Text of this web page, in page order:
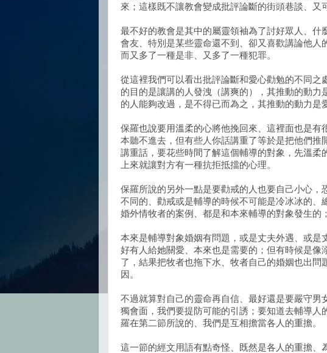
來；這樣既不讓教會變成批評論斷的街頭巷談、又
最不好的教會是其中的屬靈領袖為了討好眾人、
會友、特別是某些靈命還不到、卻又喜歡講論他人
而又多了一種是非、又多了一種犯罪。
從這裡我們可以看出批評論斷和愛心勸勉的不同
的目的是讓講的人發洩（講爽的），其推動的動
的人能夠改過，是不得已而為之，其推動的動力是
保羅也說要用溫柔的心將他挽回來、這裡面也是
本聽不進去，但有些人你話講重了等於是把他們
講重話，要花些時間了解這個輔導的對象，先溫
上來就讓對方有一種抗拒抵擋的心理。
保羅所說的另外一點是要勸戒的人也要自己小心
不同的、勸戒或是輔導的時候不可能是冷冰冰的
婚外情牧者的案例、都是和本來輔導的對象發生的；
本來是輔導對象婚姻有問題，或是丈夫外遇、或
好有人給她關愛、本來也是需要的；但有時候是
了，結果把牧者也拖下水、牧者自己的婚姻也出
因。
不過就算對自己的靈命再自信、最好還是要嚴守
獨會面，我們要提防可能的引誘；要知道去輔導
羅在第二節所說的、我們是互相擔當各人的重擔。
這一節的經文用語有點奇怪、既然是各人的重擔